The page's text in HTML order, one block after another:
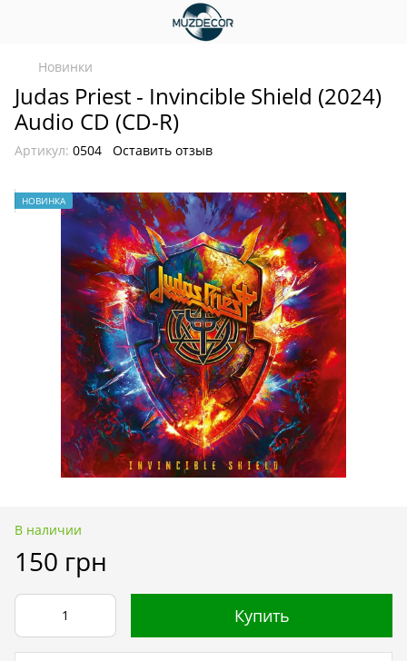
Новинки
Judas Priest - Invincible Shield (2024)
Audio CD (CD-R)
Артикул: 0504 Оставить отзыв
НОВИНКА
В наличии
150 грн
Купить